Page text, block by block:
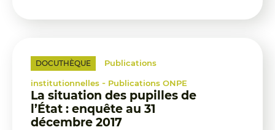
DOCUTHÈQUE Publications
institutionnelles - Publications ONPE
La situation des pupilles de
l’État : enquête au 31
décembre 2017